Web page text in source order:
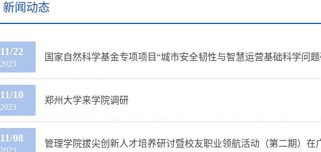
新闻动态
11/22
2023
国家自然科学基金专项项目“城市安全韧性与智慧运营基础科学问题
11/10
2023
郑州大学来学院调研
11/08 管理学院拔尖创新人才培养研讨暨校友职业领航活动（第二期）在